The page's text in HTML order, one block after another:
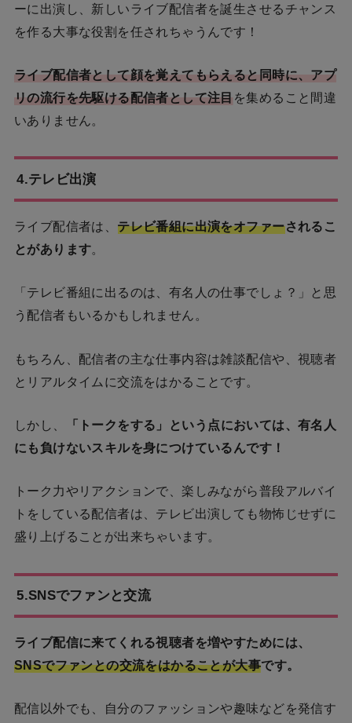
ーに出演し、新しいライブ配信者を誕生させるチャンス
を作る大事な役割を任されちゃうんです！
ライブ配信者として顔を覚えてもらえると同時に、アプ
リの流行を先駆ける配信者として注目 を集めること間違
いありません。
4.テレビ出演
ライブ配信者は、 テレビ番組に出演をオファーされるこ
とがあります。
「テレビ番組に出るのは、有名人の仕事でしょ？」と思
う配信者もいるかもしれません。
もちろん、配信者の主な仕事内容は雑談配信や、視聴者
とリアルタイムに交流をはかることです。
しかし、
「トークをする」という点においては、有名人
にも負けないスキルを身につけているんです！
トーク力やリアクションで、楽しみながら普段アルバイ
トをしている配信者は、テレビ出演しても物怖じせずに
盛り上げることが出来ちゃいます。
5.SNSでファンと交流
ライブ配信に来てくれる視聴者を増やすためには、
SNSでファンとの交流をはかることが大事です。
配信以外でも、自分のファッションや趣味などを発信す